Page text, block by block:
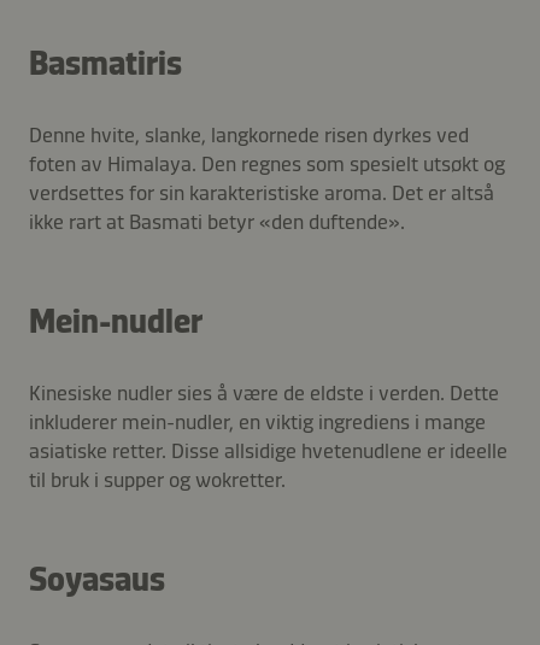
Basmatiris
Denne hvite, slanke, langkornede risen dyrkes ved
foten av Himalaya. Den regnes som spesielt utsøkt og
verdsettes for sin karakteristiske aroma. Det er altså
ikke rart at Basmati betyr «den duftende».
Mein-nudler
Kinesiske nudler sies å være de eldste i verden. Dette
inkluderer mein-nudler, en viktig ingrediens i mange
asiatiske retter. Disse allsidige hvetenudlene er ideelle
til bruk i supper og wokretter.
Soyasaus